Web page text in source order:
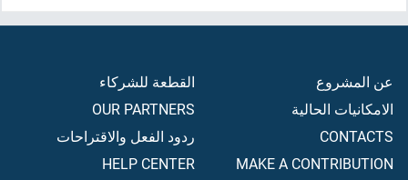
عن المشروع
الامكانيات الحالية
CONTACTS
MAKE A CONTRIBUTION
القطعة للشركاء
OUR PARTNERS
ردود الفعل والاقتراحات
HELP CENTER